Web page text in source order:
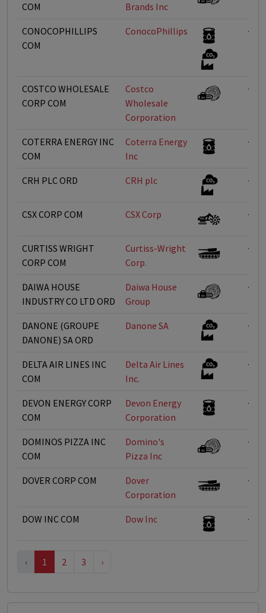
COM
Brands Inc
CONOCOPHILLIPS
COM
ConocoPhillips <1%
COSTCO WHOLESALE
CORP COM
Costco
Wholesale
Corporation
<1%
COTERRA ENERGY INC
COM
Coterra Energy
Inc
<1%
CRH PLC ORD CRH plc <1%
CSX CORP COM CSX Corp <1%
CURTISS WRIGHT
CORP COM
Curtiss-Wright
Corp.
<1%
DAIWA HOUSE
INDUSTRY CO LTD ORD
Daiwa House
Group
<1%
DANONE (GROUPE
DANONE) SA ORD
Danone SA <1%
DELTA AIR LINES INC
COM
Delta Air Lines
Inc.
<1%
DEVON ENERGY CORP
COM
Devon Energy
Corporation
<1%
DOMINOS PIZZA INC
COM
Domino's
Pizza Inc
<1%
DOVER CORP COM
Dover
Corporation
<1%
DOW INC COM Dow Inc <1%
‹ 1 2 3 ›